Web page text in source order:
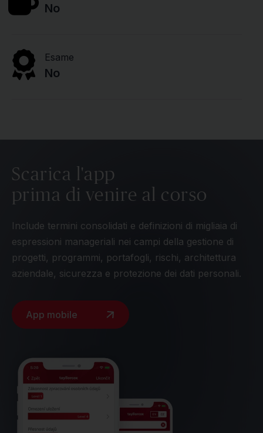
No
Esame
No
Scarica l'app
prima di venire al corso
Include termini consolidati e definizioni di migliaia di
espressioni manageriali nei campi della gestione di
progetti, programmi, portafogli, rischi, architettura
aziendale, sicurezza e protezione dei dati personali.
App mobile